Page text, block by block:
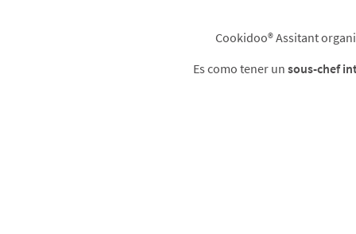
Cookidoo® Assitant
Es como tener un sous-chef